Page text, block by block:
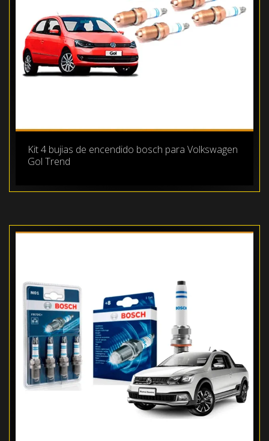
Kit 4 bujias de encendido bosch para Volkswagen
Gol Trend